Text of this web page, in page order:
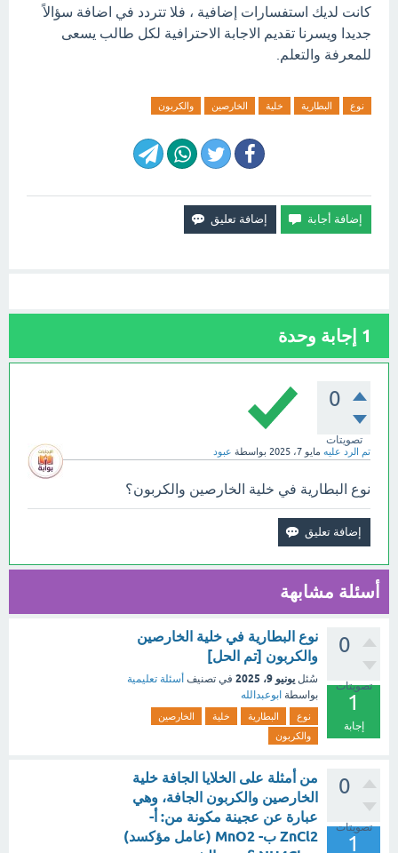
كانت لديك استفسارات إضافية ، فلا تتردد في اضافة سؤالاً
جديدا ويسرنا تقديم الاجابة الاحترافية لكل طالب يسعى
للمعرفة والتعلم.
نوع البطارية خلية الخارصين والكربون
1 إجابة وحدة
0
تصويتات
تم الرد عليه مايو 7، 2025 بواسطة عبود
نوع البطارية في خلية الخارصين والكربون؟
أسئلة مشابهة
0
تصويتات
1
إجابة
نوع البطارية في خلية الخارصين
والكربون [تم الحل]
سُئل يونيو 9، 2025 في تصنيف أسئلة تعليمية
بواسطة ابوعبدالله
نوع البطارية خلية
الخارصين
والكربون
0
تصويتات
1
من أمثلة على الخلايا الجافة خلية
الخارصين والكربون الجافة، وهي
عبارة عن عجينة مكونة من: أ-
ZnCl2 ب- MnO2 (عامل مؤكسد)